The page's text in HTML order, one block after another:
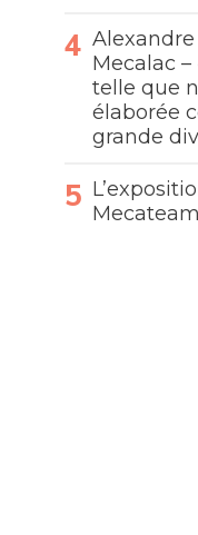
Mecalac –
telle que
élaborée
grande